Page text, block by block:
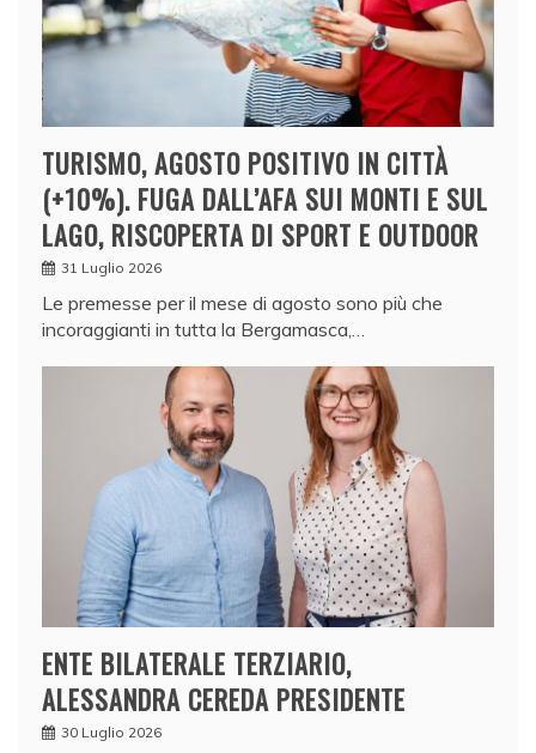
TURISMO, AGOSTO POSITIVO IN CITTÀ
(+10%). FUGA DALL’AFA SUI MONTI E SUL
LAGO, RISCOPERTA DI SPORT E OUTDOOR
31 Luglio 2026
Le premesse per il mese di agosto sono più che
incoraggianti in tutta la Bergamasca,…
ENTE BILATERALE TERZIARIO,
ALESSANDRA CEREDA PRESIDENTE
30 Luglio 2026